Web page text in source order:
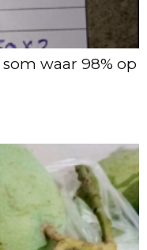
waar 98% op